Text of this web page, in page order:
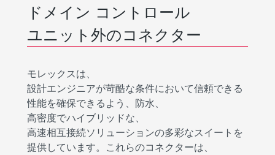
ドメイン コントロール
ユニット外のコネクター
モレックスは、
設計エンジニアが苛酷な条件において信頼できる
性能を確保できるよう、防水、
高密度でハイブリッドな、
高速相互接続ソリューションの多彩なスイートを
提供しています。これらのコネクターは、